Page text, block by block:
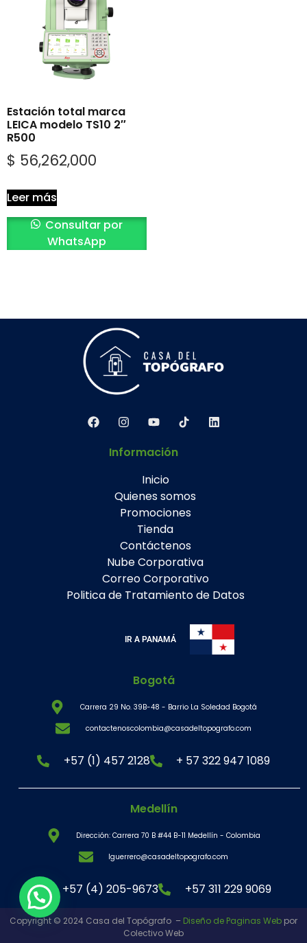
Estación total marca
LEICA modelo TS10 2″
R500
$ 56,262,000
Leer más
Consultar por
WhatsApp
Información
Inicio
Quienes somos
Promociones
Tienda
Contáctenos
Nube Corporativa
Correo Corporativo
Politica de Tratamiento de Datos
IR A PANAMÁ
Bogotá
Carrera 29 No. 39B-48 - Barrio La Soledad Bogotá
contactenoscolombia@casadeltopografo.com
+57 (1) 457 2128 + 57 322 947 1089
Medellín
Dirección: Carrera 70 B #44 B-11 Medellín - Colombia
lguerrero@casadeltopografo.com
+57 (4) 205-9673 +57 311 229 9069
Copyright © 2024 Casa del Topógrafo – Diseño de Paginas Web por
Colectivo Web